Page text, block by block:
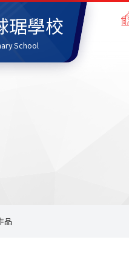
琚學校
School
品